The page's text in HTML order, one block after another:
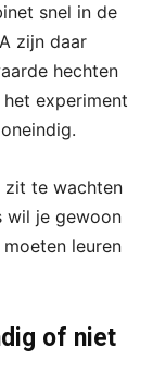
snel in de
zijn daar
hechten
experiment
zit te wachten
wil je gewoon
leuren
of niet